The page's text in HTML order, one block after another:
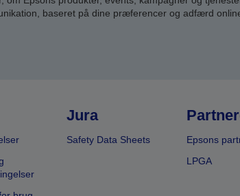
baseret på dine præferencer og adfærd
Jura
Safety Data Sheets
Epsons
LPGA